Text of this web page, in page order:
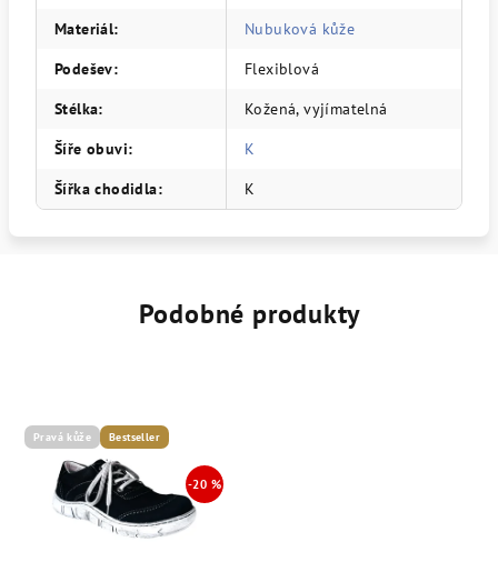
Materiál:
Nubuková kůže
Podešev:
Flexiblová
Stélka:
Kožená, vyjímatelná
Šíře obuvi:
K
Šířka chodidla: K
Podobné produkty
Pravá kůže Bestseller